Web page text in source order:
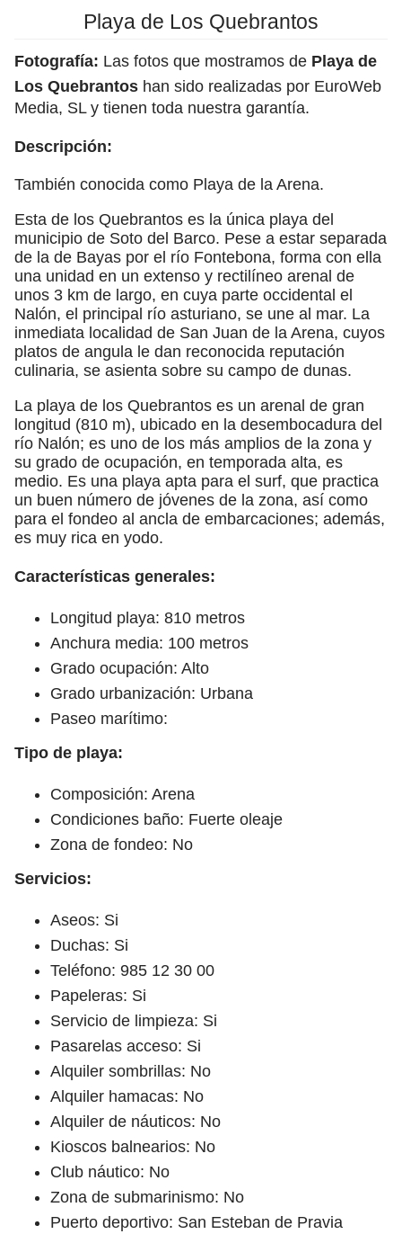
Playa de Los Quebrantos
Fotografía: Las fotos que mostramos de Playa de
Los Quebrantos han sido realizadas por EuroWeb
Media, SL y tienen toda nuestra garantía.
Descripción:
También conocida como Playa de la Arena.
Esta de los Quebrantos es la única playa del
municipio de Soto del Barco. Pese a estar separada
de la de Bayas por el río Fontebona, forma con ella
una unidad en un extenso y rectilíneo arenal de
unos 3 km de largo, en cuya parte occidental el
Nalón, el principal río asturiano, se une al mar. La
inmediata localidad de San Juan de la Arena, cuyos
platos de angula le dan reconocida reputación
culinaria, se asienta sobre su campo de dunas.
La playa de los Quebrantos es un arenal de gran
longitud (810 m), ubicado en la desembocadura del
río Nalón; es uno de los más amplios de la zona y
su grado de ocupación, en temporada alta, es
medio. Es una playa apta para el surf, que practica
un buen número de jóvenes de la zona, así como
para el fondeo al ancla de embarcaciones; además,
es muy rica en yodo.
Características generales:
Longitud playa: 810 metros
Anchura media: 100 metros
Grado ocupación: Alto
Grado urbanización: Urbana
Paseo marítimo:
Tipo de playa:
Composición: Arena
Condiciones baño: Fuerte oleaje
Zona de fondeo: No
Servicios:
Aseos: Si
Duchas: Si
Teléfono: 985 12 30 00
Papeleras: Si
Servicio de limpieza: Si
Pasarelas acceso: Si
Alquiler sombrillas: No
Alquiler hamacas: No
Alquiler de náuticos: No
Kioscos balnearios: No
Club náutico: No
Zona de submarinismo: No
Puerto deportivo: San Esteban de Pravia